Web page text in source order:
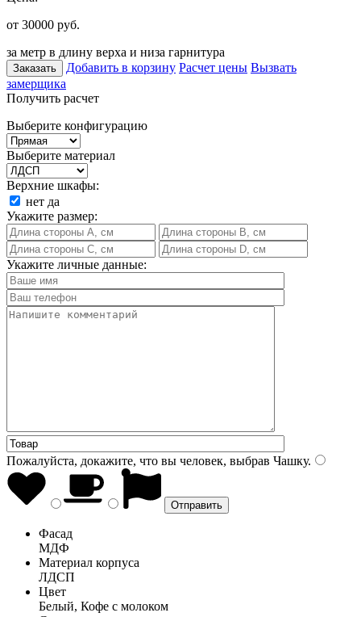
от 30000 руб.
за метр в длину верха и низа гарнитура
Заказать Добавить в корзину Расчет цены Вызвать
замерщика
Получить расчет
Выберите конфигурацию
Выберите материал
Верхние шкафы:
нет да
Укажите размер:
Укажите личные данные:
Пожалуйста, докажите, что вы человек, выбрав Чашку.
Фасад
МДФ
Материал корпуса
ЛДСП
Цвет
Белый, Кофе с молоком